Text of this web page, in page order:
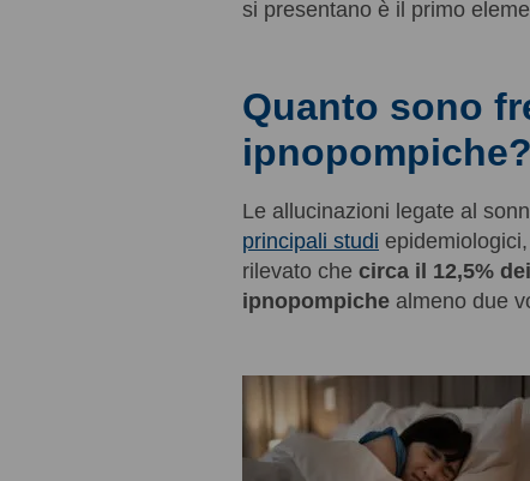
si presentano è il primo
Quanto sono
ipnopompiche?
Le allucinazioni legate al
principali studi
rilevato che circa il 12,5%
ipnopompiche almeno due